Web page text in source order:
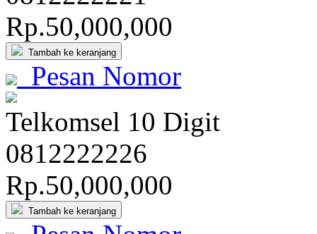
Rp.50,000,000
Tambah ke keranjang
Pesan Nomor
Telkomsel 10 Digit
0812222226
Rp.50,000,000
Tambah ke keranjang